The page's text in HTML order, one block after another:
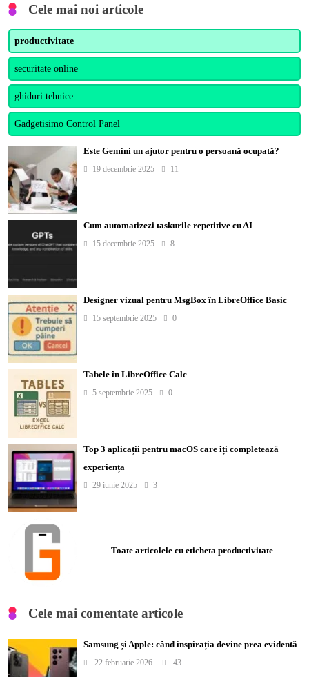
Cele mai noi articole
productivitate
securitate online
ghiduri tehnice
Gadgetisimo Control Panel
Este Gemini un ajutor pentru o persoană ocupată?
19 decembrie 2025 11
Cum automatizezi taskurile repetitive cu AI
15 decembrie 2025 8
Designer vizual pentru MsgBox în LibreOffice Basic
15 septembrie 2025 0
Tabele în LibreOffice Calc
5 septembrie 2025 0
Top 3 aplicații pentru macOS care îți completează
experiența
29 iunie 2025 3
Toate articolele cu eticheta productivitate
Cele mai comentate articole
Samsung și Apple: când inspirația devine prea evidentă
22 februarie 2026 43